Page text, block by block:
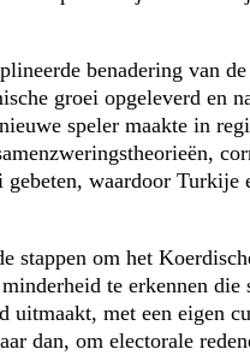
benadering van
groei opgeleverd en
speler maakte in
waardoor Turkije
stappen om het
te erkennen die
uitmaakt, met een eigen
dan, om electorale